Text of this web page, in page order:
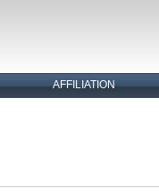
AFFILIATION